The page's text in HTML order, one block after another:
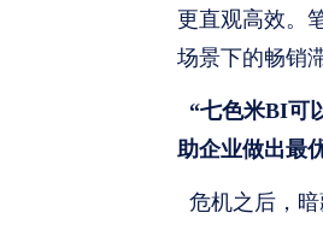
更直观高效。
场景下的畅销
“七色米BI可
助企业做出最
危机之后，